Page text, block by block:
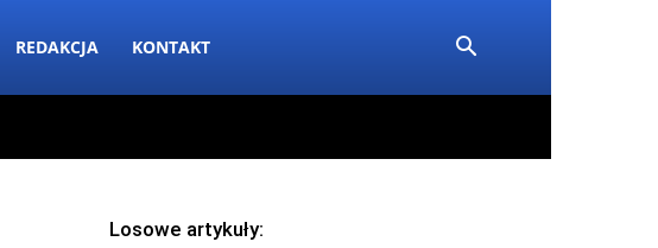
REDAKCJA KONTAKT
Losowe artykuły: